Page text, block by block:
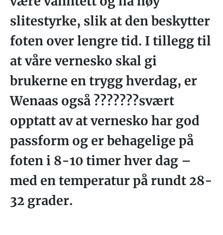
slitestyrke, slik at den beskytter
foten over lengre tid. I tillegg til
at våre vernesko skal gi
brukerne en trygg hverdag, er
Wenaas også ???????svært
opptatt av at vernesko har god
passform og er behagelige på
foten i 8-10 timer hver dag –
med en temperatur på rundt 28-
32 grader.